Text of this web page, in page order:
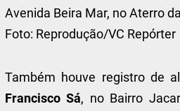
Avenida Beira Mar, no Aterro
Foto: Reprodução/VC Repórter
Também houve registro de
Francisco Sá, no Bairro